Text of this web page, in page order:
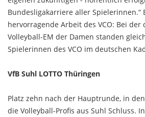
Bundesligakarriere aller Spielerinnen.“
hervorragende Arbeit des VCO: Bei der
Volleyball-EM der Damen standen
Spielerinnen des VCO im deutschen
VfB Suhl LOTTO Thüringen
Platz zehn nach der Hauptrunde, in
die Volleyball-Profis aus Suhl Schluss.